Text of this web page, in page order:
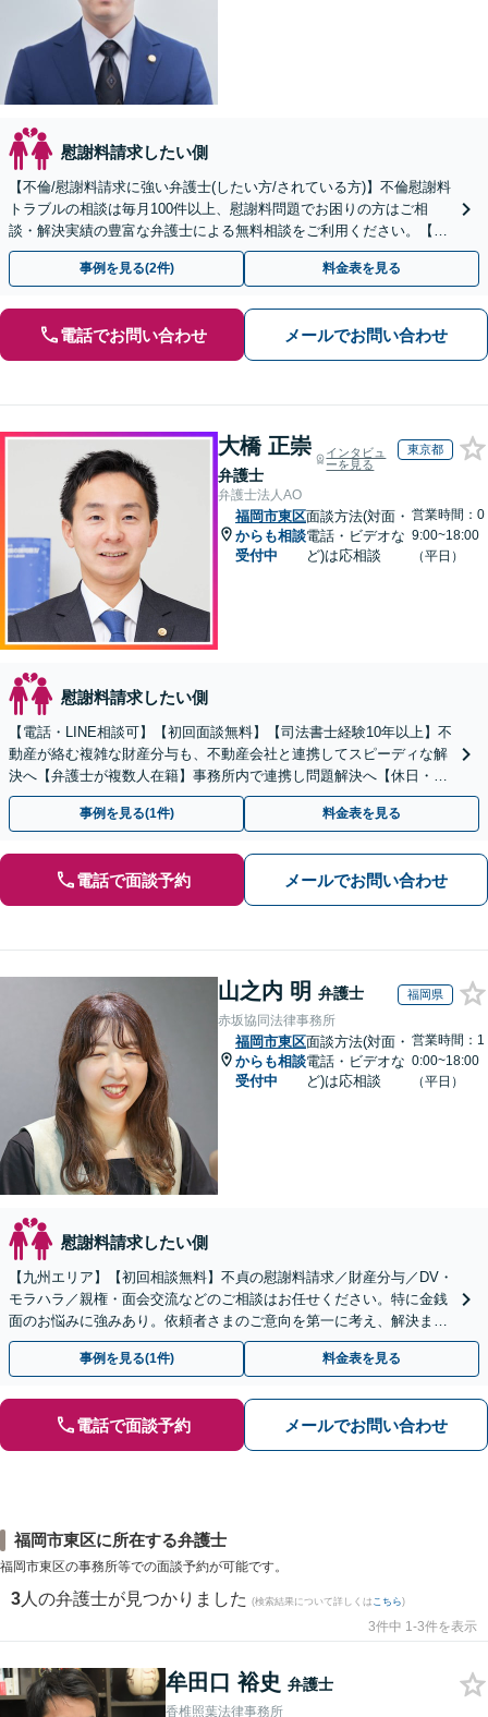
慰謝料請求したい側
【不倫/慰謝料請求に強い弁護士(したい方/されている方)】不倫慰謝料
トラブルの相談は毎月100件以上、慰謝料問題でお困りの方はご相
談・解決実績の豊富な弁護士による無料相談をご利用ください。【不
倫相談は初回0円】【九州・沖縄エリア全域対応】
事例を見る(2件) 料金表を見る
電話でお問い合わせ メールでお問い合わせ
大橋 正崇
弁護士
インタビュ
ーを見る
東京都
弁護士法人AO
福岡市東区
からも相談
受付中
面談方法(対面・
電話・ビデオな
ど)は応相談
営業時間：0
9:00~18:00
（平日）
慰謝料請求したい側
【電話・LINE相談可】【初回面談無料】【司法書士経験10年以上】不
動産が絡む複雑な財産分与も、不動産会社と連携してスピーディな解
決へ【弁護士が複数人在籍】事務所内で連携し問題解決へ【休日・夜
間面談可】【子連れ相談可】【虎ノ門駅1分】
事例を見る(1件) 料金表を見る
電話で面談予約 メールでお問い合わせ
山之内 明 弁護士 福岡県
赤坂協同法律事務所
福岡市東区
からも相談
受付中
面談方法(対面・
電話・ビデオな
ど)は応相談
営業時間：1
0:00~18:00
（平日）
慰謝料請求したい側
【九州エリア】【初回相談無料】不貞の慰謝料請求／財産分与／DV・
モラハラ／親権・面会交流などのご相談はお任せください。特に金銭
面のお悩みに強みあり。依頼者さまのご意向を第一に考え、解決まで
サポート【子連れ相談】【休日相談可】
事例を見る(1件) 料金表を見る
電話で面談予約 メールでお問い合わせ
福岡市東区に所在する弁護士
福岡市東区の事務所等での面談予約が可能です。
3 人の弁護士が見つかりました (検索結果について詳しくは こちら)
3件中 1-3件を表示
牟田口 裕史 弁護士
香椎照葉法律事務所